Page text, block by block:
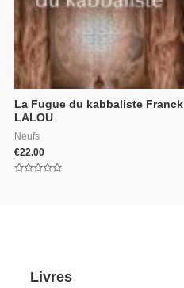
La Fugue du kabbaliste Franck
LALOU
Neufs
€22.00
Livres